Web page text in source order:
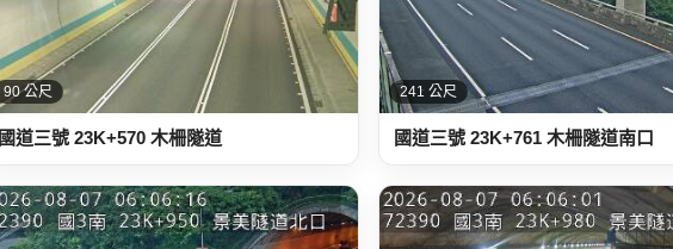
90 公尺
國道三號 23K+570 木柵隧道
241 公尺
國道三號 23K+761 木柵隧道南口